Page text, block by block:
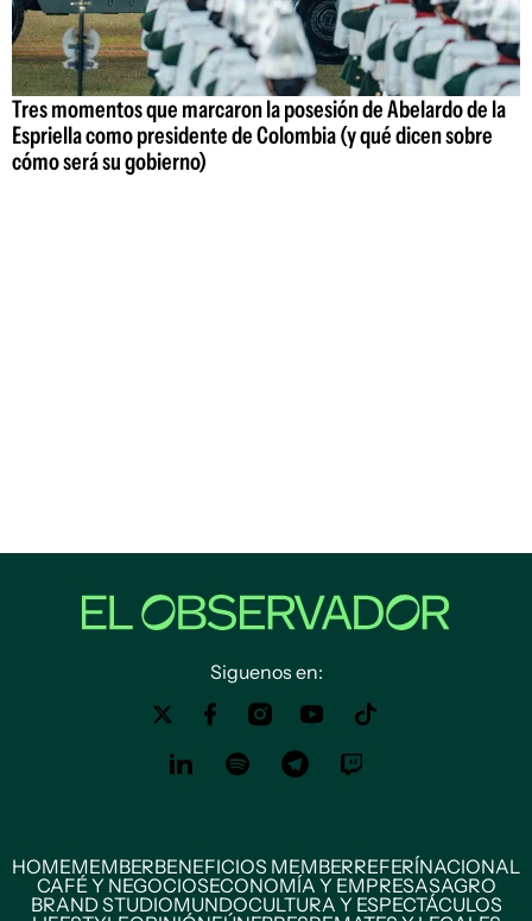
Tres momentos que marcaron la posesión de Abelardo de la
Espriella como presidente de Colombia (y qué dicen sobre
cómo será su gobierno)
Siguenos en:
HOMEMEMBERBENEFICIOS MEMBERREFERÍNACIONAL
CAFÉ Y NEGOCIOSECONOMÍA Y EMPRESASAGRO
BRAND STUDIOMUNDOCULTURA Y ESPECTÁCULOS